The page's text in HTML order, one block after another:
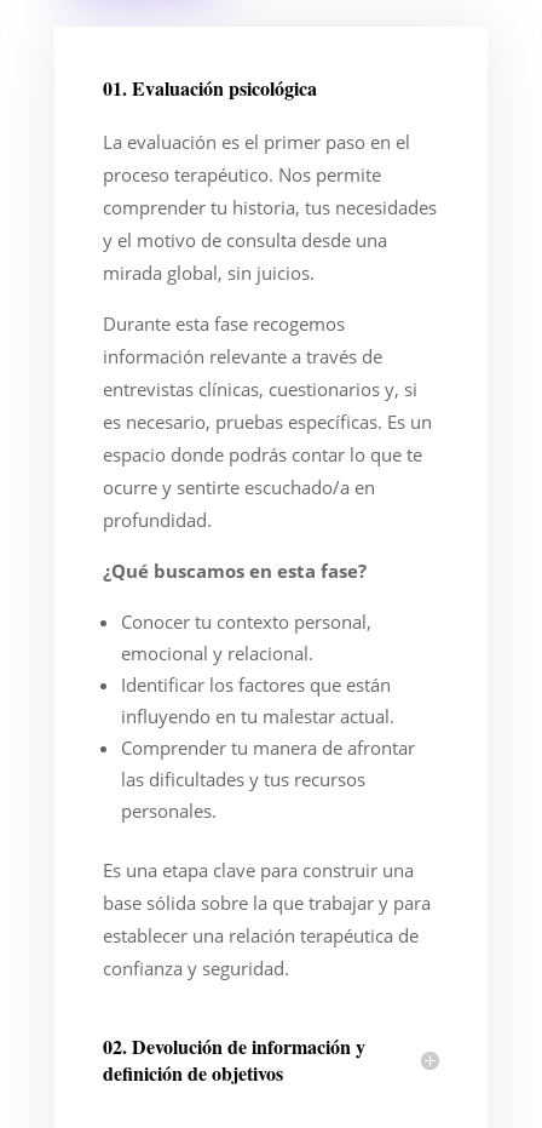
01. Evaluación psicológica
La evaluación es el primer paso en el
proceso terapéutico. Nos permite
comprender tu historia, tus necesidades
y el motivo de consulta desde una
mirada global, sin juicios.
Durante esta fase recogemos
información relevante a través de
entrevistas clínicas, cuestionarios y, si
es necesario, pruebas específicas. Es un
espacio donde podrás contar lo que te
ocurre y sentirte escuchado/a en
profundidad.
¿Qué buscamos en esta fase?
Conocer tu contexto personal,
emocional y relacional.
Identificar los factores que están
influyendo en tu malestar actual.
Comprender tu manera de afrontar
las dificultades y tus recursos
personales.
Es una etapa clave para construir una
base sólida sobre la que trabajar y para
establecer una relación terapéutica de
confianza y seguridad.
02. Devolución de información y
definición de objetivos